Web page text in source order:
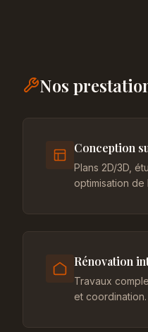
Nos
Conception
Plans 2D/3D,
optimisation de
Rénovation
Travaux
et coordination.